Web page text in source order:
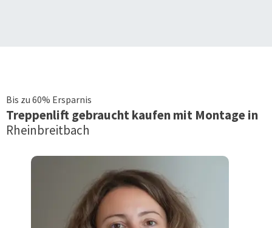
Bis zu 60% Ersparnis
Treppenliftgebraucht kaufen mit Montage in
Rheinbreitbach